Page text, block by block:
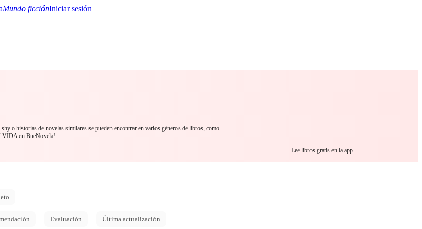
Mundo ficciónIniciar sesión
o historias de novelas similares se pueden encontrar en varios géneros de libros, como
VIDA en BueNovela!
Lee libros gratis en la app
Evaluación Última actualización